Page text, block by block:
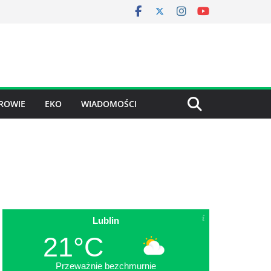
EKO WIADOMOŚCI
Lublin
21°C
Przeważnie bezchmurnie